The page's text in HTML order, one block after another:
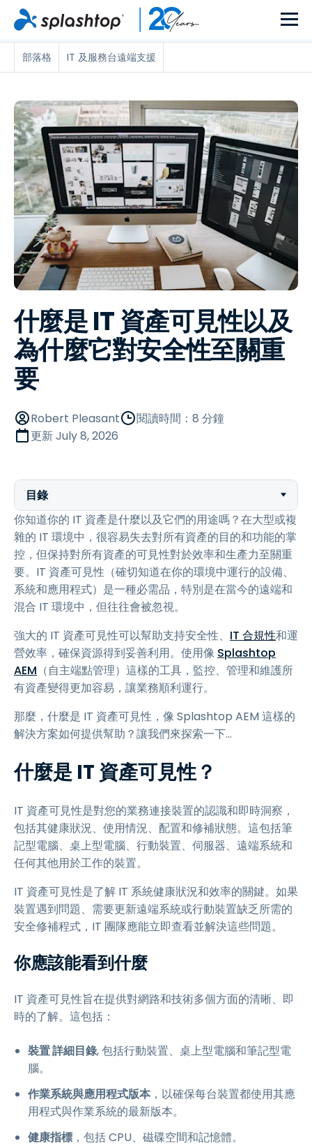
部落格 IT 及服務台遠端支援
什麼是 IT 資產可見性以及
為什麼它對安全性至關重
要
Robert Pleasant
閱讀時間：8 分鐘
更新July 8, 2026
目錄
你知道你的 IT 資產是什麼以及它們的用途嗎？在大型或複
雜的 IT 環境中，很容易失去對所有資產的目的和功能的掌
控，但保持對所有資產的可見性對於效率和生產力至關重
要。IT 資產可見性（確切知道在你的環境中運行的設備、
系統和應用程式）是一種必需品，特別是在當今的遠端和
混合 IT 環境中，但往往會被忽視。
強大的 IT 資產可見性可以幫助支持安全性、 IT 合規性和運
營效率，確保資源得到妥善利用。使用像 Splashtop
AEM （自主端點管理）這樣的工具，監控、管理和維護所
有資產變得更加容易，讓業務順利運行。
那麼，什麼是 IT 資產可見性，像 Splashtop AEM 這樣的
解決方案如何提供幫助？讓我們來探索一下…
什麼是 IT 資產可見性？
IT 資產可見性是對您的業務連接裝置的認識和即時洞察，
包括其健康狀況、使用情況、配置和修補狀態。這包括筆
記型電腦、桌上型電腦、行動裝置、伺服器、遠端系統和
任何其他用於工作的裝置。
IT 資產可見性是了解 IT 系統健康狀況和效率的關鍵。如果
裝置遇到問題、需要更新遠端系統或行動裝置缺乏所需的
安全修補程式，IT 團隊應能立即查看並解決這些問題。
你應該能看到什麼
IT 資產可見性旨在提供對網路和技術多個方面的清晰、即
時的了解。這包括：
裝置 詳細目錄, 包括行動裝置、桌上型電腦和筆記型電
腦。
作業系統與應用程式版本，以確保每台裝置都使用其應
用程式與作業系統的最新版本。
健康指標 ，包括 CPU、磁碟空間和記憶體。